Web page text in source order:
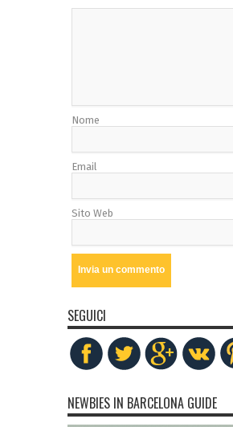
Nome
Email
Sito Web
SEGUICI
NEWBIES IN BARCELONA GUIDE